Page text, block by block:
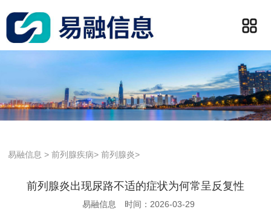
易融信息 >前列腺疾病>前列腺炎>
前列腺炎出现尿路不适的症状为何常呈反复性
易融信息 时间：2026-03-29